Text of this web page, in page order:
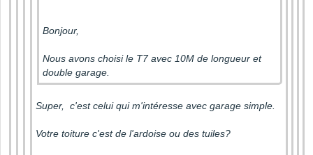
Bonjour,
Nous avons choisi le T7 avec 10M de longueur et
double garage.
Super, c'est celui qui m'intéresse avec garage simple.
Votre toiture c'est de l'ardoise ou des tuiles?